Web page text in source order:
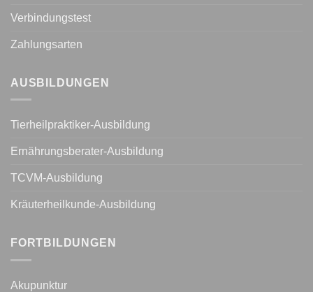
Verbindungstest
Zahlungsarten
AUSBILDUNGEN
Tierheilpraktiker-Ausbildung
Ernährungsberater-Ausbildung
TCVM-Ausbildung
Kräuterheilkunde-Ausbildung
FORTBILDUNGEN
Akupunktur